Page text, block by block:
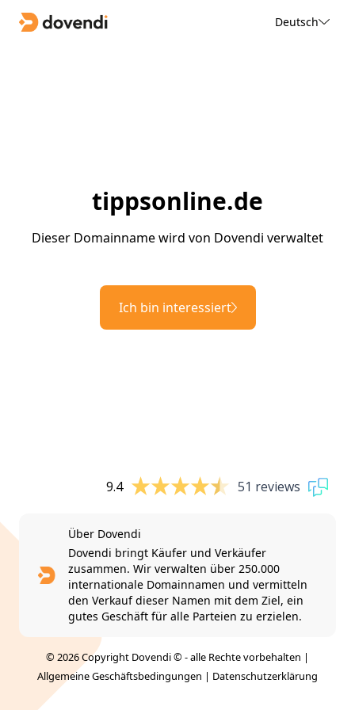
Deutsch
tippsonline.de
Dieser Domainname wird von Dovendi verwaltet
Ich bin interessiert
9.4 51 reviews
Über Dovendi
Dovendi bringt Käufer und Verkäufer
zusammen. Wir verwalten über 250.000
internationale Domainnamen und vermitteln
den Verkauf dieser Namen mit dem Ziel, ein
gutes Geschäft für alle Parteien zu erzielen.
© 2026 Copyright Dovendi © - alle Rechte vorbehalten |
Allgemeine Geschäftsbedingungen | Datenschutzerklärung